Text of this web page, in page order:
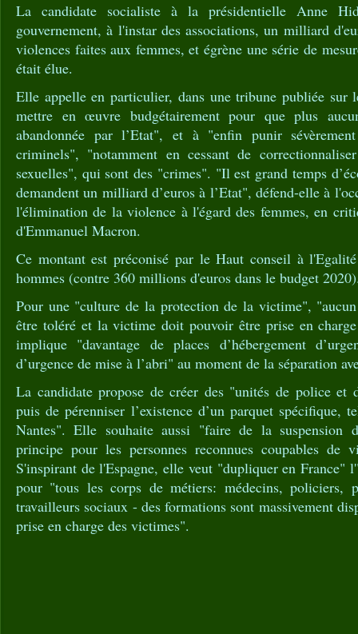
La candidate socialiste à la présidentielle Anne
gouvernement, à l'instar des associations, un milliard
violences faites aux femmes, et égrène une série de
était élue.
Elle appelle en particulier, dans une tribune publiée
mettre en œuvre budgétairement pour que plus
abandonnée par l’Etat", et à "enfin punir
criminels", "notamment en cessant de
sexuelles", qui sont des "crimes". "Il est grand temps
demandent un milliard d’euros à l’Etat", défend-elle à
l'élimination de la violence à l'égard des femmes, en
d'Emmanuel Macron.
Ce montant est préconisé par le Haut conseil à
hommes (contre 360 millions d'euros dans le budget
Pour une "culture de la protection de la victime",
être toléré et la victime doit pouvoir être prise en
implique "davantage de places d’hébergement
d’urgence de mise à l’abri" au moment de la séparation
La candidate propose de créer des "unités de police et
puis de pérenniser l’existence d’un parquet spécifique,
Nantes". Elle souhaite aussi "faire de la suspension
principe pour les personnes reconnues coupables de
S'inspirant de l'Espagne, elle veut "dupliquer en France"
pour "tous les corps de métiers: médecins, policiers,
travailleurs sociaux - des formations sont massivement
prise en charge des victimes".